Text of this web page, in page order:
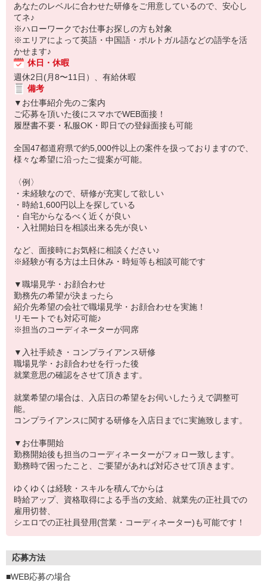
あなたのレベルに合わせた研修をご用意しているので、安心し
てネ♪
※ハローワークでお仕事お探しの方も対象
※エリアによって英語・中国語・ポルトガル語などの語学を活
かせます♪
休日・休暇
週休2日(月8〜11日）、有給休暇
備考
▼お仕事紹介先のご案内
ご応募を頂いた後にスマホでWEB面接！
履歴書不要・私服OK・即日での登録面接も可能
全国47都道府県で約5,000件以上の案件を扱っておりますので、
様々な希望に沿ったご提案が可能。
〈例〉
・未経験なので、研修が充実して欲しい
・時給1,600円以上を探している
・自宅からなるべく近くが良い
・入社開始日を相談出来る先が良い
など、面接時にお気軽に相談ください♪
※経験が有る方は土日休み・時短等も相談可能です
▼職場見学・お顔合わせ
勤務先の希望が決まったら
紹介先希望の会社で職場見学・お顔合わせを実施！
リモートでも対応可能♪
※担当のコーディネーターが同席
▼入社手続き・コンプライアンス研修
職場見学・お顔合わせを行った後
就業意思の確認をさせて頂きます。
就業希望の場合は、入店日の希望をお伺いしたうえで調整可
能。
コンプライアンスに関する研修を入店日までに実施致します。
▼お仕事開始
勤務開始後も担当のコーディネーターがフォロー致します。
勤務時で困ったこと、ご要望があれば対応させて頂きます。
ゆくゆくは経験・スキルを積んでからは
時給アップ、資格取得による手当の支給、就業先の正社員での
雇用切替、
シエロでの正社員登用(営業・コーディネーター)も可能です！
応募方法
■WEB応募の場合